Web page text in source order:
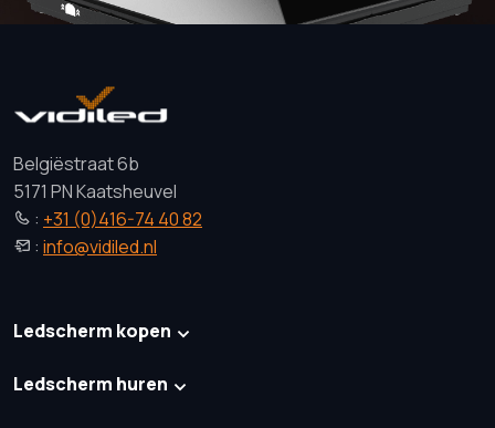
Belgiëstraat 6b
5171 PN Kaatsheuvel
: +31 (0)416-74 40 82
: info@vidiled.nl
Ledscherm kopen
Ledscherm huren